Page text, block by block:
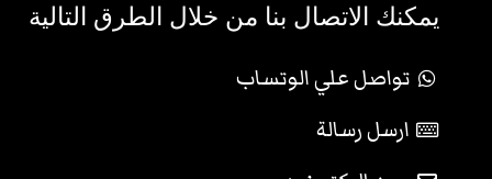
يمكنك الاتصال بنا من خلال الطرق التالية
تواصل علي الوتساب
ارسل رسالة